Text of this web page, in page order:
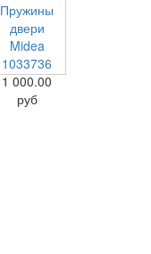
Пружины
двери
Midea
1033736
1 000.00
руб